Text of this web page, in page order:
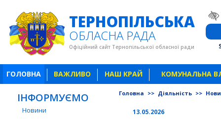
ТЕРНОПІЛЬСЬКА
ОБЛАСНА РАДА
Офіційний сайт Тернопільської обласної ради
ГОЛОВНА ВАЖЛИВО НАШ КРАЙ КОМУНАЛЬНА
ІНФОРМУЄМО
Новини
Головна >> Діяльність >>
13.05.2026